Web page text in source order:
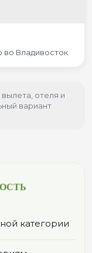
Владивосток.
отеля и
вариант
категории